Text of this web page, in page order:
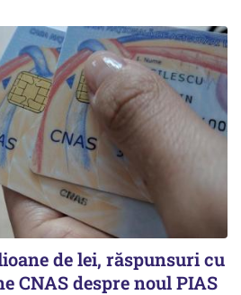
de lei, răspunsuri cu
CNAS despre noul PIAS